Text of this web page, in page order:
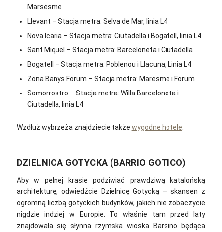
Marsesme
Llevant – Stacja metra: Selva de Mar, linia L4
Nova Icaria – Stacja metra: Ciutadella i Bogatell, linia L4
Sant Miquel – Stacja metra: Barceloneta i Ciutadella
Bogatell – Stacja metra: Poblenou i Llacuna, Linia L4
Zona Banys Forum – Stacja metra: Maresme i Forum
Somorrostro – Stacja metra: Willa Barceloneta i
Ciutadella, linia L4
Wzdłuż wybrzeża znajdziecie także wygodne hotele
DZIELNICA GOTYCKA (BARRIO GOTICO)
Aby w pełnej krasie podziwiać prawdziwą katalońską
architekturę, odwiedźcie Dzielnicę Gotycką – skansen z
ogromną liczbą gotyckich budynków, jakich nie zobaczycie
nigdzie indziej w Europie. To właśnie tam przed laty
znajdowała się słynna rzymska wioska Barsino będąca